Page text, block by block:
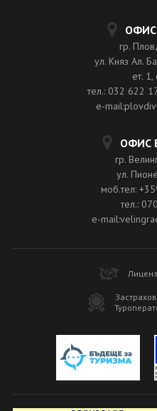
гр.
ул. Княз Ал.
ет.
тел.: 032 622
e-
ОФИС
гр.
ул.
моб.тел:
тел.:
e-